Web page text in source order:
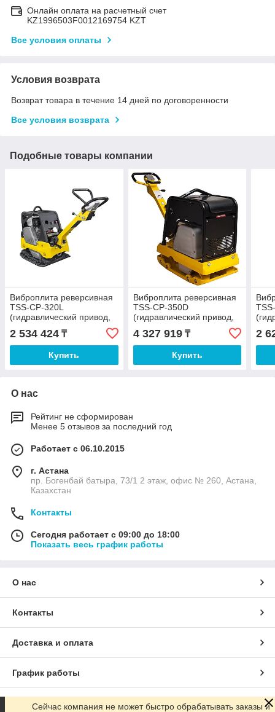
Онлайн оплата на расчетный счет
KZ1996503F0012169754 KZT
Все условия оплаты
Условия возврата
Возврат товара в течение 14 дней по договоренности
Все условия возврата
Подобные товары компании
Виброплита реверсивная
TSS-CP-320L
(гидравлический привод,
электростарт, АКБ)
2 534 424 ₸
Купить
Виброплита реверсивная
TSS-CP-350D
(гидравлический привод,
электростарт, АКБ)
4 327 919₸
Купить
2
О нас
Рейтинг не сформирован
Менее 5 отзывов за последний год
Работает с 06.10.2015
г. Астана
пр. Богенбай батыра, 73/1 2 этаж, офис № 260, Астана,
Казахстан
Контакты
Сегодня работает с 09:00 до 18:00
Показать весь график работы
О нас
Контакты
Доставка и оплата
График работы
Полная версия сайта
Сейчас компания не может быстро обрабатывать заказы и